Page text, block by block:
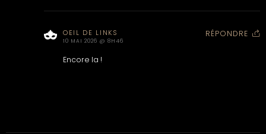
OEIL DE LINKS
10 MAI 2026 @ 8H46
RÉPONDRE
Encore la !